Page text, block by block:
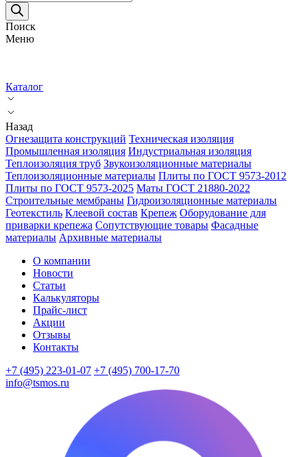
товаров
Поиск
Меню
Каталог
Назад
Огнезащита конструкций Техническая изоляция
Промышленная изоляция Индустриальная изоляция
Теплоизоляция труб Звукоизоляционные материалы
Теплоизоляционные материалы Плиты по ГОСТ 9573-2012
Плиты по ГОСТ 9573-2025 Маты ГОСТ 21880-2022
Строительные мембраны Гидроизоляционные материалы
Геотекстиль Клеевой состав Крепеж Оборудование для
приварки крепежа Сопутствующие товары Фасадные
материалы Архивные материалы
О компании
Новости
Статьи
Калькуляторы
Прайс-лист
Акции
Отзывы
Контакты
+7 (495) 223-01-07 +7 (495) 700-17-70
info@tsmos.ru